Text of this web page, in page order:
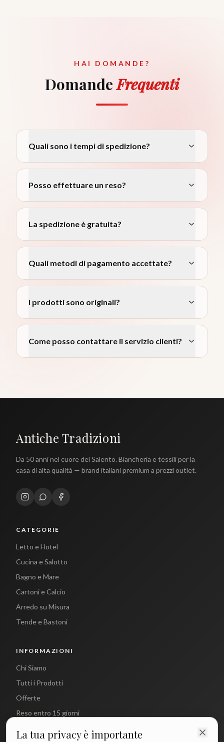
HAI DOMANDE?
DomandeFrequenti
Quali sono i tempi di spedizione?
Posso effettuare un reso?
La spedizione è gratuita?
Quali metodi di pagamento accettate?
I prodotti sono originali?
Come posso contattare il servizio clienti?
Antiche Tradizioni
Da 50 anni nel cuore del Salento. Biancheria e tessili per la
casa di alta qualità — brand italiani premium a prezzi outlet.
CATEGORIE
Letto e Hotel
Cucina e Salotto
Bagno e Mare
Cartoni e Calcio
Arredo su Misura
Tende e Bastoni
INFORMAZIONI
Chi Siamo
Tutti i Prodotti
Offerte
Reso entro 15 giorni
La tua privacy è importante